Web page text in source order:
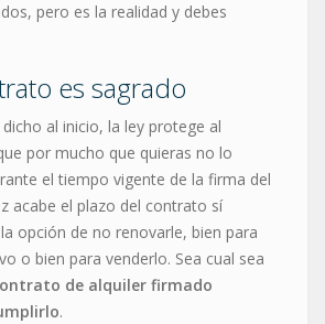
pero es la realidad y debes
es sagrado
al inicio, la ley protege al
por mucho que quieras no lo
el tiempo vigente de la firma del
acabe el plazo del contrato sí
opción de no renovarle, bien para
o bien para venderlo. Sea cual sea
de alquiler firmado
.